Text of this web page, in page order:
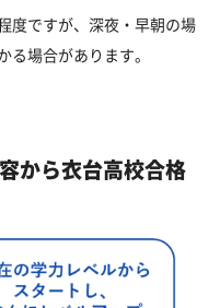
度ですが、深夜・早朝の場
場合があります。
から衣台高校合格